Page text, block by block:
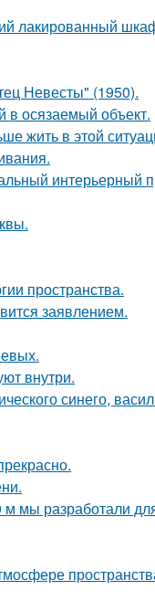
лакированный
Невесты" (1950).
в осязаемый объект.
жить в этой
интерьерный
пространства.
заявлением.
внутри.
синего,
м мы разработали